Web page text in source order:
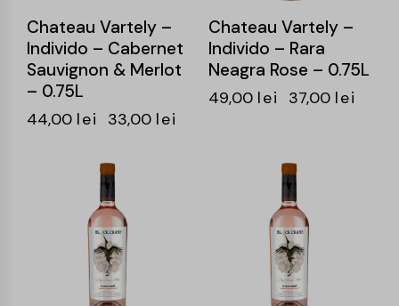
Chateau Vartely –
Individo – Cabernet
Sauvignon & Merlot
– 0.75L
44,00 lei 33,00 lei
Chateau Vartely –
Individo – Rara
Neagra Rose – 0.75L
49,00 lei 37,00 lei